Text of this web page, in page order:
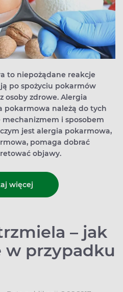
to niepożądane reakcje
po spożyciu pokarmów
osoby zdrowe. Alergia
pokarmowa należą do tych
i sposobem
jest alergia pokarmowa,
pomaga dobrać
objawy.
więcej
– jak
w przypadku